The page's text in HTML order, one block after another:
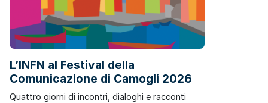
L’INFN al Festival della
Comunicazione di Camogli 2026
Quattro giorni di incontri, dialoghi e racconti